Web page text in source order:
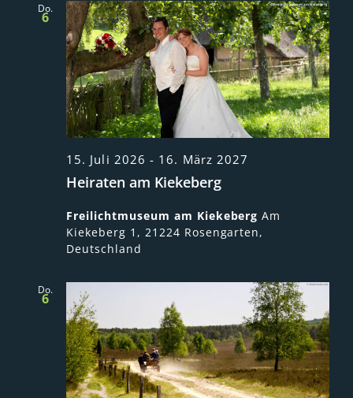
Do.
6
15. Juli 2026 - 16. März 2027
Heiraten am Kiekeberg
Freilichtmuseum am KiekebergAm
Kiekeberg 1, 21224 Rosengarten,
Deutschland
Do.
6